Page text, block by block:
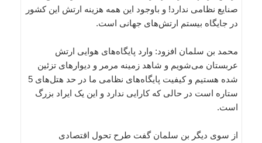
صنایع نظامی ندارد! و باوجود این همه هزینه ارتش این کشور
در جایگاه بیستم ارتش‌های جهانی است.
محمد بن سلمان افزود: وارد پایگاه‌های هوایی ارتش
عربستان می‌شویم و شاهد زمینه مرمر و دیوارهای تزئین
شده هستیم و کیفیت پایگاه‌های نظامی ما در حد هتل‌های 5
ستاره است در حالی که کارایی ندارد و این یک ایراد بزرگ
است.
از سوی دیگر بن سلمان گفت طرح تحول اقتصادی